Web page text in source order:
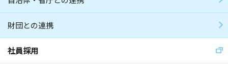
財団との連携
社員採用